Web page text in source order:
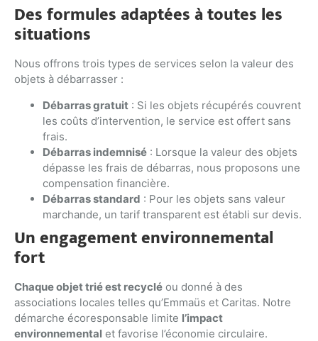
Des formules adaptées à toutes les
situations
Nous offrons trois types de services selon la valeur des
objets à débarrasser :
Débarras gratuit : Si les objets récupérés couvrent
les coûts d’intervention, le service est offert sans
frais.
Débarras indemnisé : Lorsque la valeur des objets
dépasse les frais de débarras, nous proposons une
compensation financière.
Débarras standard : Pour les objets sans valeur
marchande, un tarif transparent est établi sur devis.
Un engagement environnemental
fort
Chaque objet trié est recyclé ou donné à des
associations locales telles qu’Emmaüs et Caritas. Notre
démarche écoresponsable limite l’impact
environnemental et favorise l’économie circulaire.